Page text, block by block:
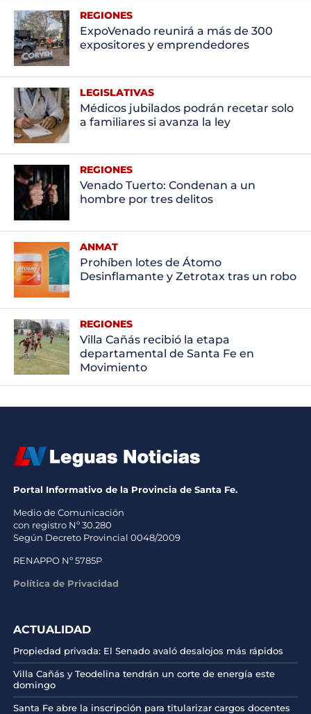
REGIONES
ExpoVenado reunirá a más de 300
expositores y emprendedores
LEGISLATIVAS
Médicos jubilados podrán recetar solo
a familiares si avanza la ley
REGIONES
Venado Tuerto: Condenan a un
hombre por tres delitos
ANMAT
Prohíben lotes de Átomo
Desinflamante y Zetrotax tras un robo
REGIONES
Villa Cañás recibió la etapa
departamental de Santa Fe en
Movimiento
Portal Informativo de la Provincia de Santa Fe.
Medio de Comunicación
con registro Nº 30.280
Según Decreto Provincial 0048/2009
RENAPPO Nº 5785P
Política de Privacidad
ACTUALIDAD
Propiedad privada: El Senado avaló desalojos más rápidos
Villa Cañás y Teodelina tendrán un corte de energía este
domingo
Santa Fe abre la inscripción para titularizar cargos docentes